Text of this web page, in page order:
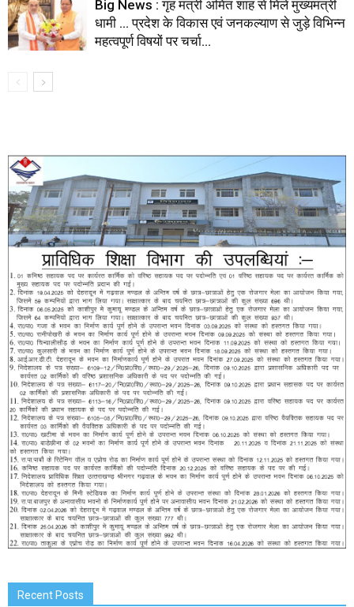
Big News : गृह मंत्री अमित शाह से मिले मुख्यमंत्री
धामी … प्रदेश के विकास एवं जनकल्याण से जुड़े विभिन्न
महत्वपूर्ण विषयों पर चर्चा...
Recent Posts